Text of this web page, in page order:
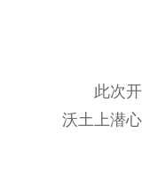
此次
沃土上潜